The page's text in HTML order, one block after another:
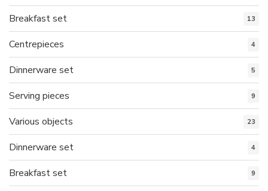
Breakfast set 13
Centrepieces 4
Dinnerware set 5
Serving pieces 9
Various objects 23
Dinnerware set 4
Breakfast set 9